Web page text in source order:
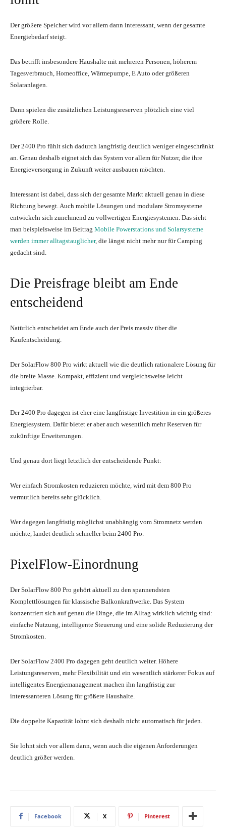
Der größere Speicher wird vor allem dann interessant, wenn der gesamte
Energiebedarf steigt.
Das betrifft insbesondere Haushalte mit mehreren Personen, höherem
Tagesverbrauch, Homeoffice, Wärmepumpe, E Auto oder größeren
Solaranlagen.
Dann spielen die zusätzlichen Leistungsreserven plötzlich eine viel
größere Rolle.
Der 2400 Pro fühlt sich dadurch langfristig deutlich weniger eingeschränkt
an. Genau deshalb eignet sich das System vor allem für Nutzer, die ihre
Energieversorgung in Zukunft weiter ausbauen möchten.
Interessant ist dabei, dass sich der gesamte Markt aktuell genau in diese
Richtung bewegt. Auch mobile Lösungen und modulare Stromsysteme
entwickeln sich zunehmend zu vollwertigen Energiesystemen. Das sieht
man beispielsweise im Beitrag Mobile Powerstations und Solarsysteme
werden immer alltagstauglicher, die längst nicht mehr nur für Camping
gedacht sind.
Die Preisfrage bleibt am Ende
entscheidend
Natürlich entscheidet am Ende auch der Preis massiv über die
Kaufentscheidung.
Der SolarFlow 800 Pro wirkt aktuell wie die deutlich rationalere Lösung für
die breite Masse. Kompakt, effizient und vergleichsweise leicht
integrierbar.
Der 2400 Pro dagegen ist eher eine langfristige Investition in ein größeres
Energiesystem. Dafür bietet er aber auch wesentlich mehr Reserven für
zukünftige Erweiterungen.
Und genau dort liegt letztlich der entscheidende Punkt:
Wer einfach Stromkosten reduzieren möchte, wird mit dem 800 Pro
vermutlich bereits sehr glücklich.
Wer dagegen langfristig möglichst unabhängig vom Stromnetz werden
möchte, landet deutlich schneller beim 2400 Pro.
PixelFlow-Einordnung
Der SolarFlow 800 Pro gehört aktuell zu den spannendsten
Komplettlösungen für klassische Balkonkraftwerke. Das System
konzentriert sich auf genau die Dinge, die im Alltag wirklich wichtig sind:
einfache Nutzung, intelligente Steuerung und eine solide Reduzierung der
Stromkosten.
Der SolarFlow 2400 Pro dagegen geht deutlich weiter. Höhere
Leistungsreserven, mehr Flexibilität und ein wesentlich stärkerer Fokus auf
intelligentes Energiemanagement machen ihn langfristig zur
interessanteren Lösung für größere Haushalte.
Die doppelte Kapazität lohnt sich deshalb nicht automatisch für jeden.
Sie lohnt sich vor allem dann, wenn auch die eigenen Anforderungen
deutlich größer werden.
Facebook X Pinterest